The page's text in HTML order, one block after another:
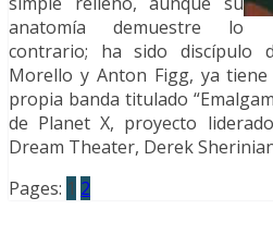
anatomía demuestre lo
contrario; ha sido discípulo
Morello y Anton Figg, ya
propia banda titulado
de Planet X, proyecto
Dream Theater, Derek
Pages: 1 2